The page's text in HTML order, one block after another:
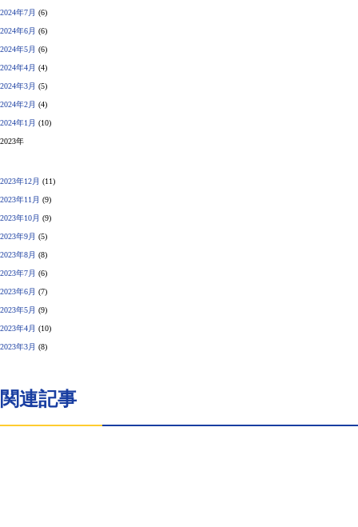
2024年7月 (6)
2024年6月 (6)
2024年5月 (6)
2024年4月 (4)
2024年3月 (5)
2024年2月 (4)
2024年1月 (10)
2023年
2023年12月 (11)
2023年11月 (9)
2023年10月 (9)
2023年9月 (5)
2023年8月 (8)
2023年7月 (6)
2023年6月 (7)
2023年5月 (9)
2023年4月 (10)
2023年3月 (8)
関連記事